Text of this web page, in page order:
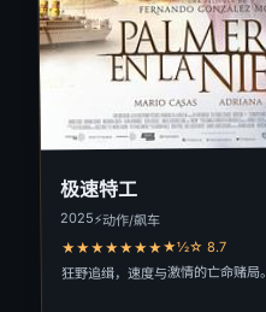
极速特工
2025⚡动作/飙车
★★★★★★★★½☆ 8.7
狂野追缉，速度与激情的亡命赌局。